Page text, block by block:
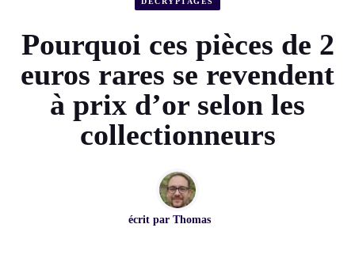
Pourquoi ces pièces de 2
euros rares se revendent
à prix d’or selon les
collectionneurs
écrit par Thomas